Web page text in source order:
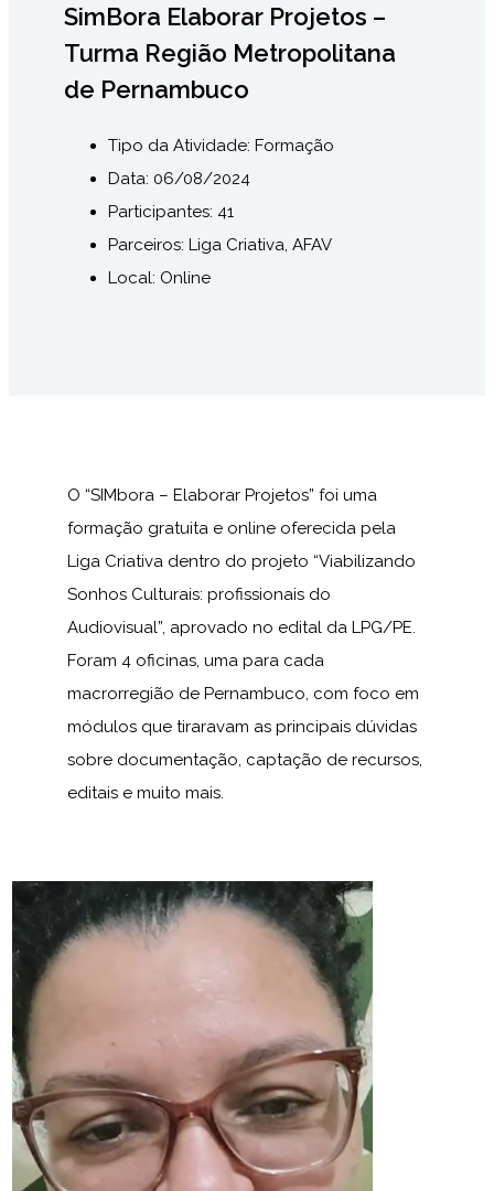
SimBora Elaborar Projetos –
Turma Região Metropolitana
de Pernambuco
Tipo da Atividade: Formação
Data: 06/08/2024
Participantes: 41
Parceiros: Liga Criativa, AFAV
Local: Online
O “SIMbora – Elaborar Projetos” foi uma
formação gratuita e online oferecida pela
Liga Criativa dentro do projeto “Viabilizando
Sonhos Culturais: profissionais do
Audiovisual”, aprovado no edital da LPG/PE.
Foram 4 oficinas, uma para cada
macrorregião de Pernambuco, com foco em
módulos que tiraravam as principais dúvidas
sobre documentação, captação de recursos,
editais e muito mais.